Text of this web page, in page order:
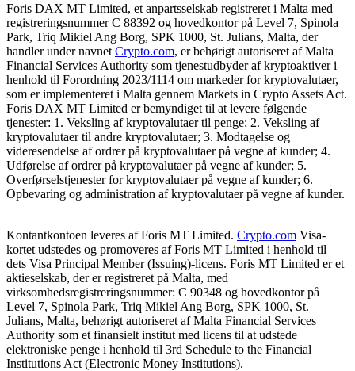
Foris DAX MT Limited, et anpartsselskab registreret i Malta med
registreringsnummer C 88392 og hovedkontor på Level 7, Spinola
Park, Triq Mikiel Ang Borg, SPK 1000, St. Julians, Malta, der
handler under navnet Crypto.com, er behørigt autoriseret af Malta
Financial Services Authority som tjenestudbyder af kryptoaktiver i
henhold til Forordning 2023/1114 om markeder for kryptovalutaer,
som er implementeret i Malta gennem Markets in Crypto Assets Act.
Foris DAX MT Limited er bemyndiget til at levere følgende
tjenester: 1. Veksling af kryptovalutaer til penge; 2. Veksling af
kryptovalutaer til andre kryptovalutaer; 3. Modtagelse og
videresendelse af ordrer på kryptovalutaer på vegne af kunder; 4.
Udførelse af ordrer på kryptovalutaer på vegne af kunder; 5.
Overførselstjenester for kryptovalutaer på vegne af kunder; 6.
Opbevaring og administration af kryptovalutaer på vegne af kunder.
Kontantkontoen leveres af Foris MT Limited. Crypto.com Visa-
kortet udstedes og promoveres af Foris MT Limited i henhold til
dets Visa Principal Member (Issuing)-licens. Foris MT Limited er et
aktieselskab, der er registreret på Malta, med
virksomhedsregistreringsnummer: C 90348 og hovedkontor på
Level 7, Spinola Park, Triq Mikiel Ang Borg, SPK 1000, St.
Julians, Malta, behørigt autoriseret af Malta Financial Services
Authority som et finansielt institut med licens til at udstede
elektroniske penge i henhold til 3rd Schedule to the Financial
Institutions Act (Electronic Money Institutions).